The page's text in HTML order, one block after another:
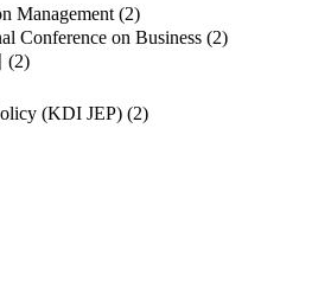
Management (2)
Conference on Business (2)
(2)
(KDI JEP) (2)